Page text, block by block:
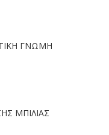
ΓΝΩΜΗ
ΜΠΙΛΙΑΣ